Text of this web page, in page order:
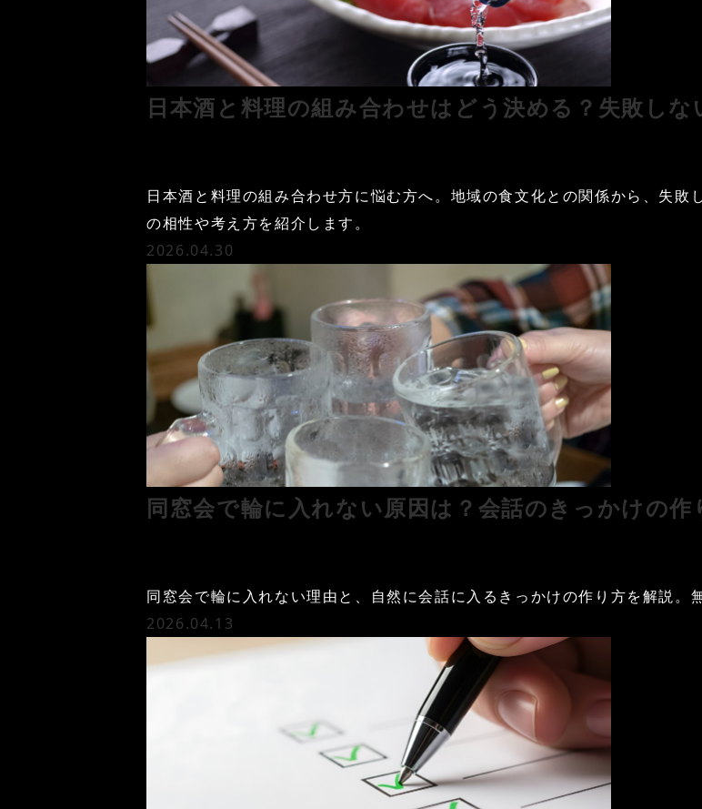
日本酒と料理の組み合わせはどう決める？失敗し
日本酒と料理の組み合わせ方に悩む方へ。地域の食文化との関係から、失敗
の相性や考え方を紹介します。
2026.04.30
同窓会で輪に入れない原因は？会話のきっかけの
同窓会で輪に入れない理由と、自然に会話に入るきっかけの作り方を解説。
2026.04.13